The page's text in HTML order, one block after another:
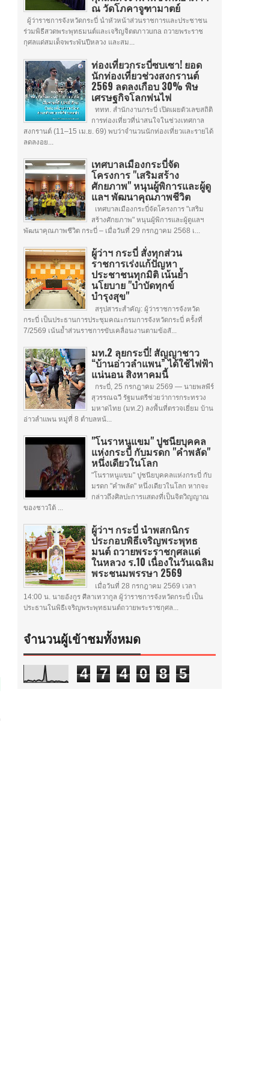
ณ วัดโภคาจูฑามาตย์
ผู้ว่าราชการจังหวัดกระบี่ นำหัวหน้าส่วนราชการและประชาชน
ร่วมพิธีสวดพระพุทธมนต์และเจริญจิตตภาวuna ถวายพระราช
กุศลแด่สมเด็จพระพันปีหลวง และสม...
ท่องเที่ยวกระบี่ซบเซา! ยอด
นักท่องเที่ยวช่วงสงกรานต์
2569 ลดลงเกือบ 30% พิษ
เศรษฐกิจโลกพ่นไฟ
ททท. สำนักงานกระบี่ เปิดเผยตัวเลขสถิติ
การท่องเที่ยวที่น่าสนใจในช่วงเทศกาล
สงกรานต์ (11–15 เม.ย. 69) พบว่าจำนวนนักท่องเที่ยวและรายได้
ลดลงอย...
เทศบาลเมืองกระบี่จัด
โครงการ "เสริมสร้าง
ศักยภาพ" หนุนผู้พิการและผู้ดู
แลฯ พัฒนาคุณภาพชีวิต
เทศบาลเมืองกระบี่จัดโครงการ "เสริม
สร้างศักยภาพ" หนุนผู้พิการและผู้ดูแลฯ
พัฒนาคุณภาพชีวิต กระบี่ – เมื่อวันที่ 29 กรกฎาคม 2568 เ...
ผู้ว่าฯ กระบี่ สั่งทุกส่วน
ราชการเร่งแก้ปัญหา
ประชาชนทุกมิติ เน้นย้ำ
นโยบาย "บำบัดทุกข์
บำรุงสุข"
สรุปสาระสำคัญ: ผู้ว่าราชการจังหวัด
กระบี่ เป็นประธานการประชุมคณะกรมการจังหวัดกระบี่ ครั้งที่
7/2569 เน้นย้ำส่วนราชการขับเคลื่อนงานตามข้อสั...
มท.2 ลุยกระบี่! สัญญาชาว
“บ้านอ่าวลำแพน” ได้ใช้ไฟฟ้า
แน่นอน สิงหาคมนี้
กระบี่, 25 กรกฎาคม 2569 — นายพลพีร์
สุวรรณฉวี รัฐมนตรีช่วยว่าการกระทรวง
มหาดไทย (มท.2) ลงพื้นที่ตรวจเยี่ยม บ้าน
อ่าวลำแพน หมู่ที่ 8 ตำบลหน้...
"โนราหนูแขม" ปูชนียบุคคล
แห่งกระบี่ กับมรดก "คำพลัด"
หนึ่งเดียวในโลก
"โนราหนูแขม" ปูชนียบุคคลแห่งกระบี่ กับ
มรดก "คำพลัด" หนึ่งเดียวในโลก หากจะ
กล่าวถึงศิลปะการแสดงที่เป็นจิตวิญญาณ
ของชาวใต้ ...
ผู้ว่าฯ กระบี่ นำพสกนิกร
ประกอบพิธีเจริญพระพุทธ
มนต์ ถวายพระราชกุศลแด่
ในหลวง ร.10 เนื่องในวันเฉลิม
พระชนมพรรษา 2569
เมื่อวันที่ 28 กรกฎาคม 2569 เวลา
14:00 น. นายอังกูร ศีลาเทวากูล ผู้ว่าราชการจังหวัดกระบี่ เป็น
ประธานในพิธีเจริญพระพุทธมนต์ถวายพระราชกุศล...
จำนวนผู้เข้าชมทั้งหมด
4 7 4 0 8 5